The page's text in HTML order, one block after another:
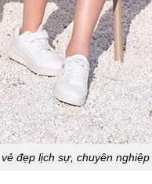
đẹp lịch sự, chuyên nghiệp